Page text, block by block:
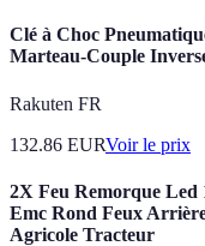
Clé à Choc
Marteau-Couple
Rakuten FR
132.86 EURVoir le prix
2X Feu Remorque Led
Emc Rond Feux
Agricole Tracteur